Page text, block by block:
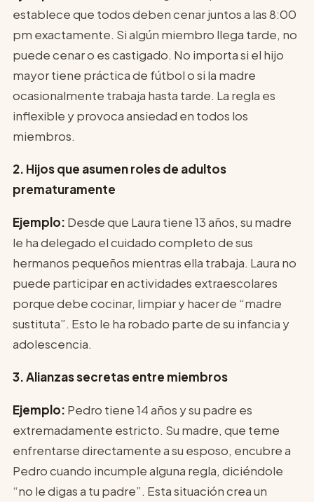
establece que todos deben cenar juntos a las 8:00
pm exactamente. Si algún miembro llega tarde, no
puede cenar o es castigado. No importa si el hijo
mayor tiene práctica de fútbol o si la madre
ocasionalmente trabaja hasta tarde. La regla es
inflexible y provoca ansiedad en todos los
miembros.
2. Hijos que asumen roles de adultos
prematuramente
Ejemplo: Desde que Laura tiene 13 años, su madre
le ha delegado el cuidado completo de sus
hermanos pequeños mientras ella trabaja. Laura no
puede participar en actividades extraescolares
porque debe cocinar, limpiar y hacer de “madre
sustituta”. Esto le ha robado parte de su infancia y
adolescencia.
3. Alianzas secretas entre miembros
Ejemplo: Pedro tiene 14 años y su padre es
extremadamente estricto. Su madre, que teme
enfrentarse directamente a su esposo, encubre a
Pedro cuando incumple alguna regla, diciéndole
“no le digas a tu padre”. Esta situación crea un